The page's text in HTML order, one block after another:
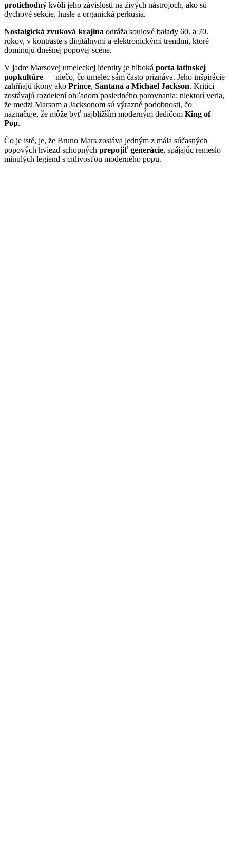
protichodný kvôli jeho závislosti na živých nástrojoch, ako sú
dychové sekcie, husle a organická perkusia.
Nostalgická zvuková krajina odráža soulové balady 60. a 70.
rokov, v kontraste s digitálnymi a elektronickými trendmi, ktoré
dominujú dnešnej popovej scéne.
V jadre Marsovej umeleckej identity je hlboká pocta latinskej
popkultúre — niečo, čo umelec sám často priznáva. Jeho inšpirácie
zahŕňajú ikony ako Prince, Santana a Michael Jackson. Kritici
zostávajú rozdelení ohľadom posledného porovnania: niektorí veria,
že medzi Marsom a Jacksonom sú výrazné podobnosti, čo
naznačuje, že môže byť najbližším moderným dedičom King of
Pop.
Čo je isté, je, že Bruno Mars zostáva jedným z mála súčasných
popových hviezd schopných prepojiť generácie, spájajúc remeslo
minulých legiend s citlivosťou moderného popu.